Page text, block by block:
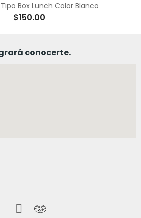
Box Lunch Color Blanco
$150.00
conocerte.